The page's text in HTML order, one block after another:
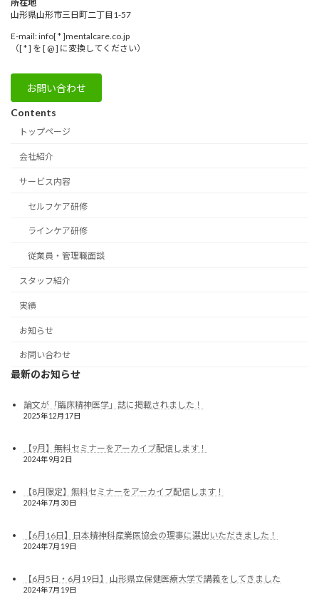
所在地
山形県山形市三日町二丁目1-57
E-mail: info[ * ]mentalcare.co.jp
（[ * ] を [ @ ] に変換してください）
お問い合わせ
Contents
トップページ
会社紹介
サービス内容
セルフケア研修
ラインケア研修
従業員・管理職面談
スタッフ紹介
実績
お知らせ
お問い合わせ
最新のお知らせ
論文が「臨床精神医学」誌に掲載されました！
2025年12月17日
【9月】無料セミナーをアーカイブ配信します！
2024年9月2日
【8月限定】無料セミナーをアーカイブ配信します！
2024年7月30日
【6月16日】日本精神科産業医協会の理事に選出いただきました！
2024年7月19日
【6月5日・6月19日】 山形県立保健医療大学で講義をしてきました
2024年7月19日